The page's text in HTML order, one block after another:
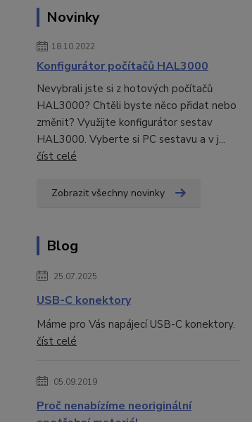
Novinky
18.10.2022
Konfigurátor počítačů HAL3000
Nevybrali jste si z hotových počítačů
HAL3000? Chtěli byste něco přidat nebo
změnit? Využijte konfigurátor sestav
HAL3000. Vyberte si PC sestavu a v j...
číst celé
Zobrazit všechny novinky
Blog
25.07.2025
USB-C konektory
Máme pro Vás napájecí USB-C konektory.
číst celé
05.09.2019
Proč nenabízíme neoriginální